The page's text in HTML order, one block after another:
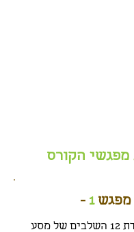
מפגשי הקורס
מפגש1
-
סקירה ולמידת 12 השלבים של מסע